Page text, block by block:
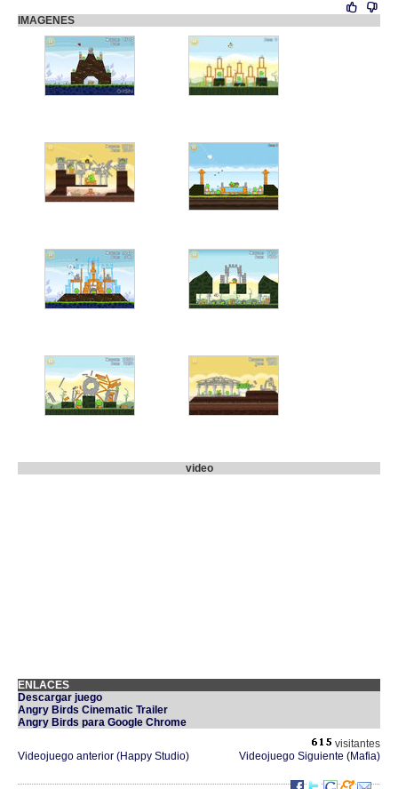
IMAGENES
video
ENLACES
Descargar juego
Angry Birds Cinematic Trailer
Angry Birds para Google Chrome
visitantes
Videojuego anterior (Happy Studio)
Videojuego Siguiente (Mafia)